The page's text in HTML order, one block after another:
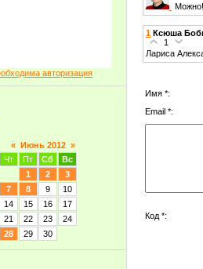
авторизация
« Июнь 2012 »
Чт Пт Сб
Вс
1
2
3
7 8 9
10
14 15 16
17
21 22 23
24
28 29 30
Можно!
1 Ксюша
1
Лариса
Имя *:
Email *:
Код *: